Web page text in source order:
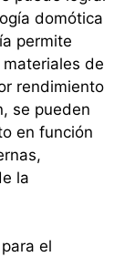
domótica
permite
de
rendimiento
se pueden
en función
la
el